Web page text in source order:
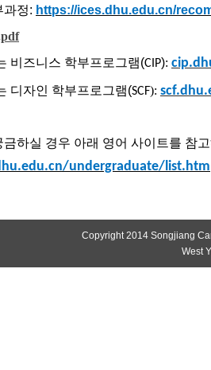
과정: https://ices.dhu.edu.cn/
비즈니스 학부프로그램(CIP):
디자인 학부프로그램(SCF):
금하실 경우 아래 영어 사이트를 참
undergraduate/list.htm
Copyright 2014 Songjiang
West